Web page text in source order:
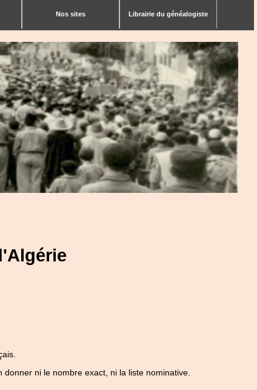
Nos sites Librairie du généalogiste
donner ni le nombre exact, ni la liste nominative.